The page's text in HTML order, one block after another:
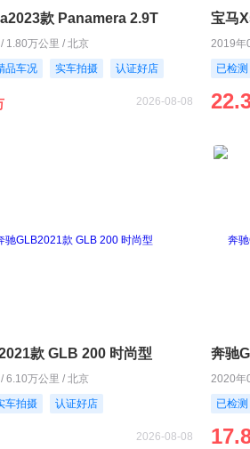
款 Panamera 2.9T
1.80万公里 / 北京
品车况 实车拍摄 认证好店
2026-08-08
2019年
已检测
款 GLB 200 时尚型
6.10万公里 / 北京
车拍摄 认证好店
2026-08-08
2020年
已检测